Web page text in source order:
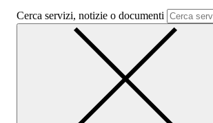
Cerca servizi, notizie o documenti